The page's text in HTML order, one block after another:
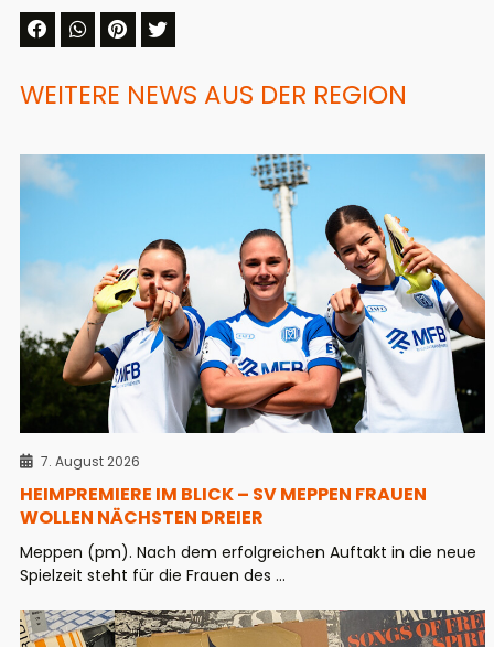
WEITERE NEWS AUS DER REGION
7. August 2026
HEIMPREMIERE IM BLICK – SV MEPPEN FRAUEN
WOLLEN NÄCHSTEN DREIER
Meppen (pm). Nach dem erfolgreichen Auftakt in die neue
Spielzeit steht für die Frauen des ...